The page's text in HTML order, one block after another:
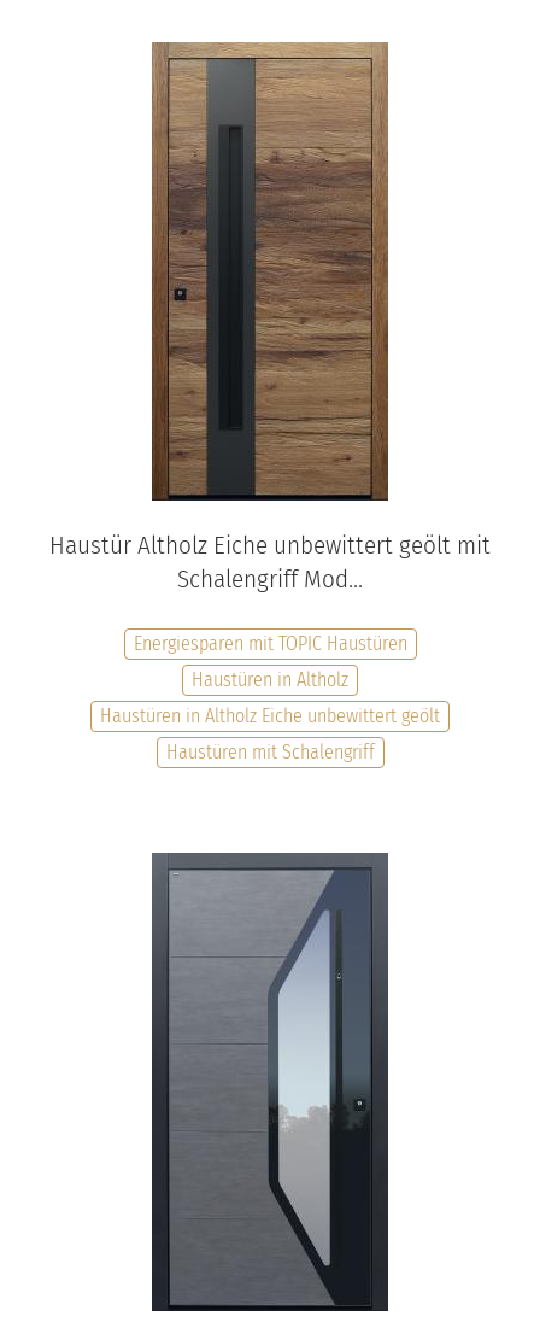
Haustür Altholz Eiche unbewittert geölt mit
Schalengriff Mod...
Energiesparen mit TOPIC Haustüren
Haustüren in Altholz
Haustüren in Altholz Eiche unbewittert geölt
Haustüren mit Schalengriff